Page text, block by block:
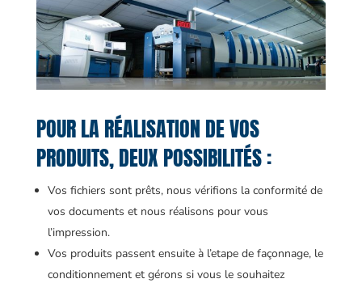
POUR LA RÉALISATION DE VOS
PRODUITS, DEUX POSSIBILITÉS :
Vos fichiers sont prêts, nous vérifions la conformité de
vos documents et nous réalisons pour vous
l’impression.
Vos produits passent ensuite à l’etape de façonnage, le
conditionnement et gérons si vous le souhaitez